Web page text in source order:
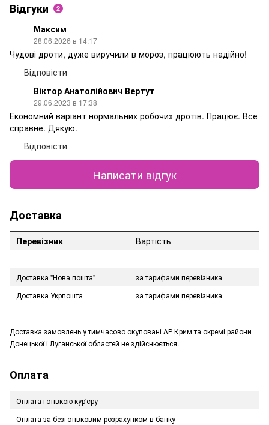
Відгуки 2
Максим
28.06.2026 в 14:17
Чудові дроти, дуже виручили в мороз, працюють надійно!
Відповісти
Віктор Анатолійович Вертут
29.06.2023 в 17:38
Економний варіант нормальних робочих дротів. Працює. Все
справне. Дякую.
Відповісти
Написати відгук
Доставка
Перевізник Вартість
Доставка "Нова пошта"
за тарифами перевізника
Доставка Укрпошта
за тарифами перевізника
Доставка замовлень у тимчасово окуповані АР Крим та окремі райони
Донецької і Луганської областей не здійснюється.
Оплата
Оплата готівкою кур'єру
Оплата за безготівковим розрахунком в банку